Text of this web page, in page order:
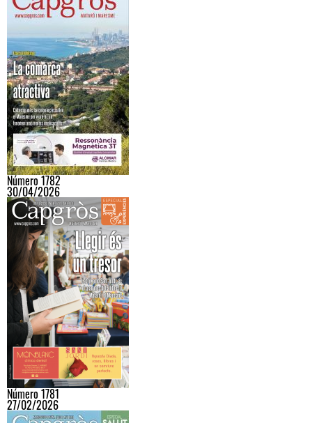
Número 1782
30/04/2026
Número 1781
27/02/2026